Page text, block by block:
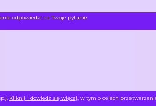
odpowiedzi na Twoje pytanie.
Kliknij i dowiedz się więcej, w tym o celach